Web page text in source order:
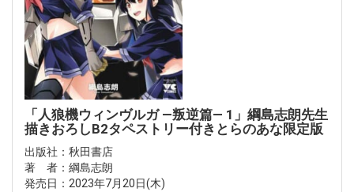
「人狼機ウィンヴルガ ―叛逆篇― 1」綱島志朗先生
描きおろしB2タペストリー付きとらのあな限定版
出版社：秋田書店
著 者：綱島志朗
発売日：2023年7月20日(木)